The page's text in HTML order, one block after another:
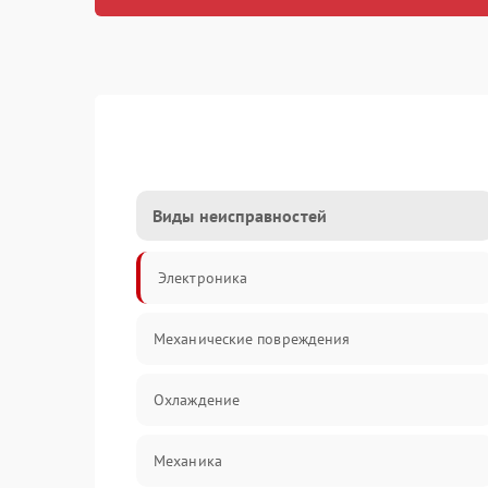
Виды неисправностей
Электроника
Механические повреждения
Охлаждение
Механика